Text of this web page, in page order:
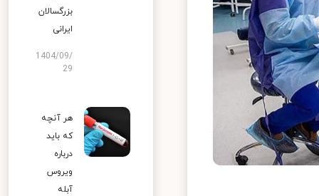
بزرگسالان
ایرانی
1404/09/
29
هر آنچه
که باید
درباره
ویروس
آبله